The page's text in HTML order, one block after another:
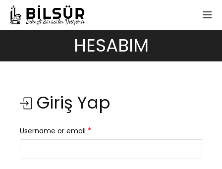
HESABIM
Giriş Yap
Username or email *